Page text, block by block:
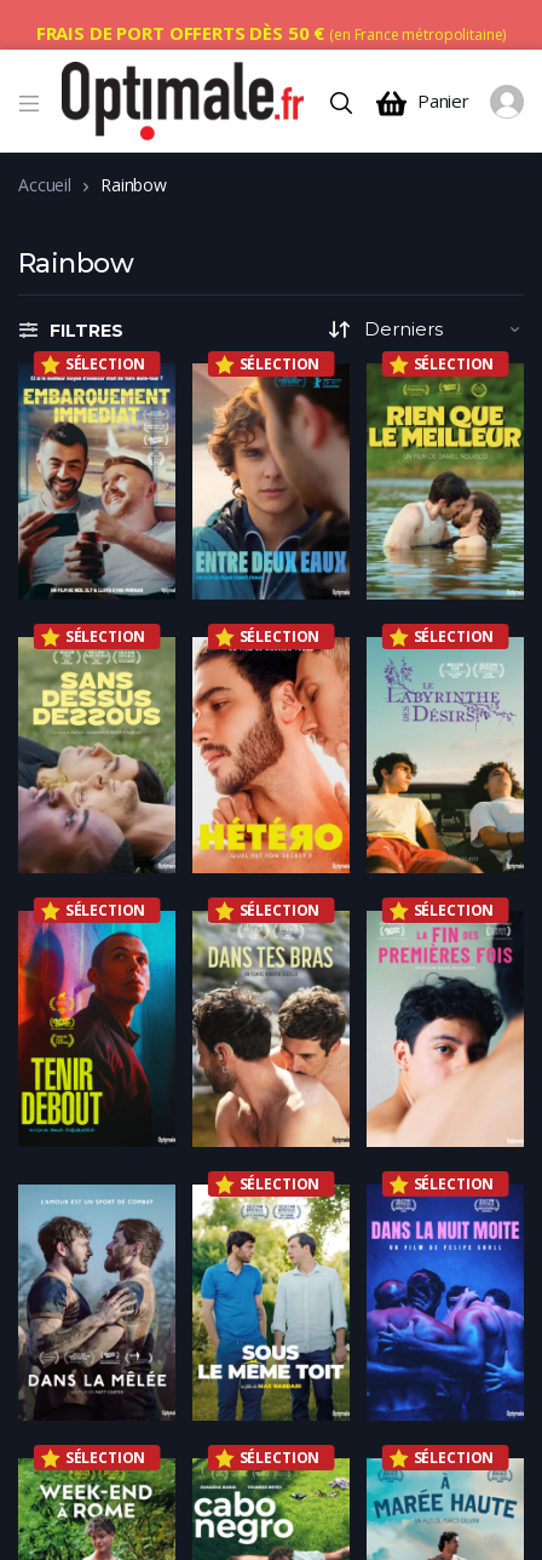
FRAIS DE PORT OFFERTS DÈS 50 € (en France métropolitaine)
Panier
Accueil Rainbow
Rainbow
FILTRES
SÉLECTION SÉLECTION SÉLECTION
SÉLECTION SÉLECTION SÉLECTION
SÉLECTION SÉLECTION SÉLECTION
SÉLECTION SÉLECTION
SÉLECTION SÉLECTION SÉLECTION